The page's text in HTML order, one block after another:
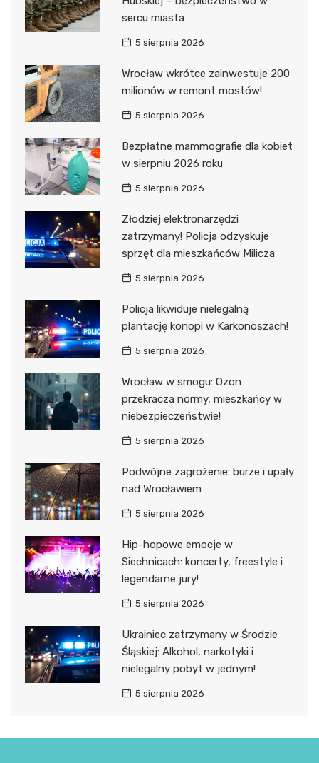
sercu miasta
5 sierpnia 2026
Wrocław wkrótce zainwestuje 200
milionów w remont mostów!
5 sierpnia 2026
Bezpłatne mammografie dla kobiet
w sierpniu 2026 roku
5 sierpnia 2026
Złodziej elektronarzędzi
zatrzymany! Policja odzyskuje
sprzęt dla mieszkańców Milicza
5 sierpnia 2026
Policja likwiduje nielegalną
plantację konopi w Karkonoszach!
5 sierpnia 2026
Wrocław w smogu: Ozon
przekracza normy, mieszkańcy w
niebezpieczeństwie!
5 sierpnia 2026
Podwójne zagrożenie: burze i upały
nad Wrocławiem
5 sierpnia 2026
Hip-hopowe emocje w
Siechnicach: koncerty, freestyle i
legendarne jury!
5 sierpnia 2026
Ukrainiec zatrzymany w Środzie
Śląskiej: Alkohol, narkotyki i
nielegalny pobyt w jednym!
5 sierpnia 2026